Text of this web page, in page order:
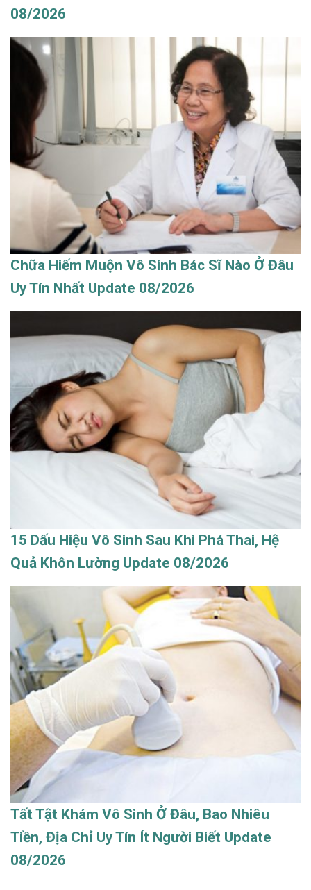
08/2026
Chữa Hiếm Muộn Vô Sinh Bác Sĩ Nào Ở Đâu
Uy Tín Nhất Update 08/2026
15 Dấu Hiệu Vô Sinh Sau Khi Phá Thai, Hệ
Quả Khôn Lường Update 08/2026
Tất Tật Khám Vô Sinh Ở Đâu, Bao Nhiêu
Tiền, Địa Chỉ Uy Tín Ít Người Biết Update
08/2026